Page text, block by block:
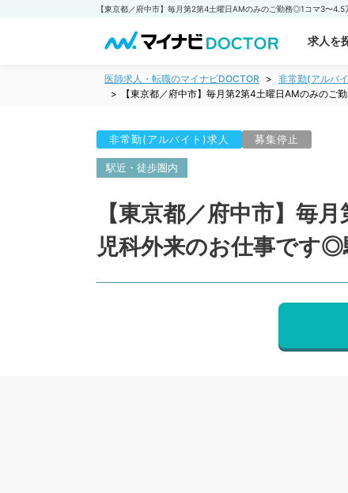
求人を
医師求人・転職のマイナビDOCTOR 非常勤(アルバ
【東京都／府中市】毎月第2第4土曜日AMのみの
非常勤(アルバイト)求人 募集停止
駅近・徒歩圏内
【東京都／府中市】
児科外来のお仕事です◎